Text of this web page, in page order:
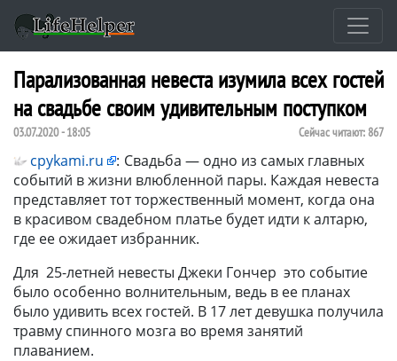
Парализованная невеста изумила всех гостей
на свадьбе своим удивительным поступком
03.07.2020 - 18:05 Сейчас читают: 867
cpykami.ru : Свадьба — одно из самых главных
событий в жизни влюбленной пары. Каждая невеста
представляет тот торжественный момент, когда она
в красивом свадебном платье будет идти к алтарю,
где ее ожидает избранник.
Для 25-летней невесты Джеки Гончер это событие
было особенно волнительным, ведь в ее планах
было удивить всех гостей. В 17 лет девушка получила
травму спинного мозга во время занятий
плаванием.